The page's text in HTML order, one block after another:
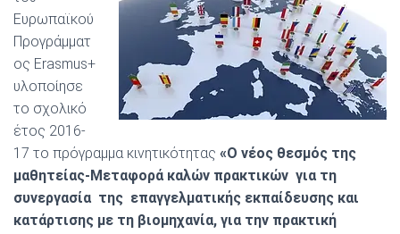
Ευρωπαϊκού
Προγράμματ
ος Erasmus+
υλοποίησε
το σχολικό
έτος 2016-
17 το πρόγραμμα κινητικότητας «Ο νέος θεσμός της
μαθητείας-Μεταφορά καλών πρακτικών για τη
συνεργασία της επαγγελματικής εκπαίδευσης και
κατάρτισης με τη βιομηχανία, για την πρακτική